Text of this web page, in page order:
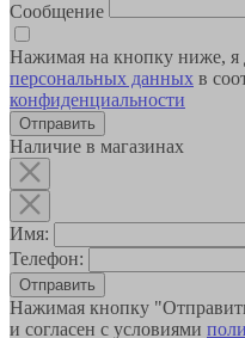
Сообщение
Нажимая на кнопку ниже, я
персональных данных в
конфиденциальности
Наличие в магазинах
Имя:
Телефон:
Отправить
Нажимая кнопку
и согласен с условиями